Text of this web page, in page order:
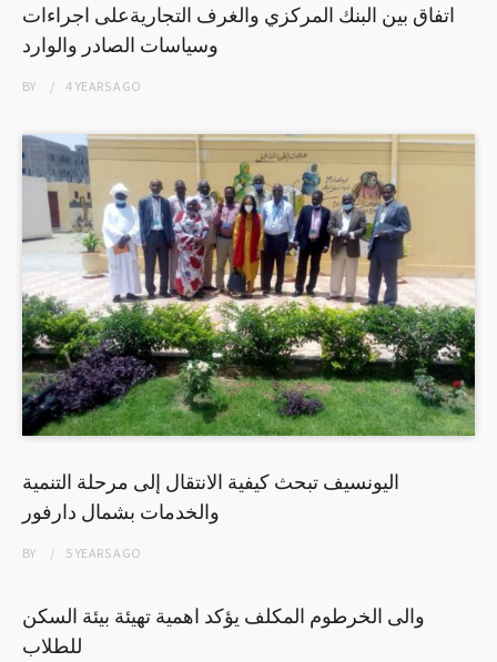
اتفاق بين البنك المركزي والغرف التجاريةعلى اجراءات
وسياسات الصادر والوارد
BY 4 YEARSAGO
اليونسيف تبحث كيفية الانتقال إلى مرحلة التنمية
والخدمات بشمال دارفور
BY 5 YEARSAGO
والى الخرطوم المكلف يؤكد اهمية تهيئة بيئة السكن
للطلاب